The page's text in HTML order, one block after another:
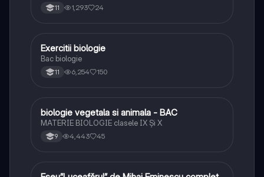
11 1,293 24
EBiologie
Exercitii biologie
Bac biologie
11 6,254 150
BBiologie
biologie vegetala si animala - BAC
MATERIE BIOLOGIE clasele IX Şi X
9 4,443 45